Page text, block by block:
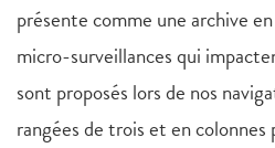
présente comme une archive
micro-surveillances qui
sont proposés lors de nos
rangées de trois et en